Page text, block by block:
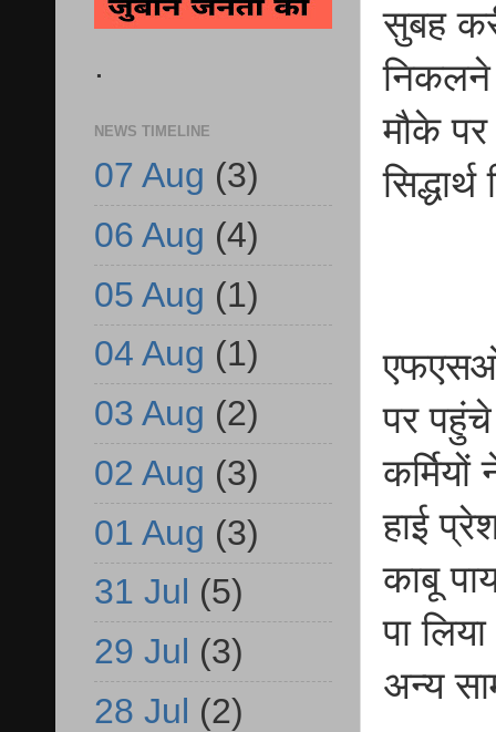
सुबह
निकलने
मौके
एफएसओ
पर
हाई
काबू
पा
अन्य
.
NEWS TIMELINE
07 Aug (3)
06 Aug (4)
05 Aug (1)
04 Aug (1)
03 Aug (2)
02 Aug (3)
01 Aug (3)
31 Jul (5)
29 Jul (3)
28 Jul (2)